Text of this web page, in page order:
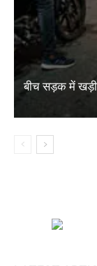
बीच सड़क में खड़ी